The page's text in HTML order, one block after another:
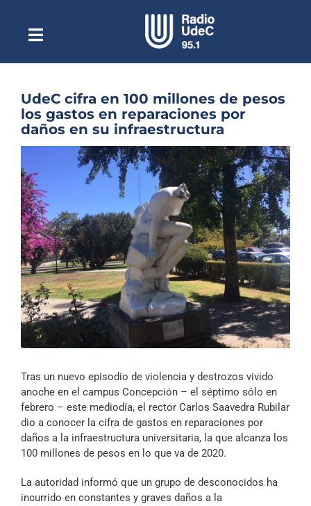
contenidoToggle
NavigationEscuchar Radio UdeC en vivo
Quiénes Somos
Programación
Podcast
Noticias
Reportajes
Columnas
Música Clásica
Especiales
Archivo Sonoro
UdeC cifra en 100 millones de pesos
los gastos en reparaciones por
daños en su infraestructura
imagen
más
grande
Tras un nuevo episodio de violencia y destrozos vivido
anoche en el campus Concepción – el séptimo sólo en
febrero – este mediodía, el rector Carlos Saavedra Rubilar
dio a conocer la cifra de gastos en reparaciones por
daños a la infraestructura universitaria, la que alcanza los
100 millones de pesos en lo que va de 2020.
La autoridad informó que un grupo de desconocidos ha
incurrido en constantes y graves daños a la